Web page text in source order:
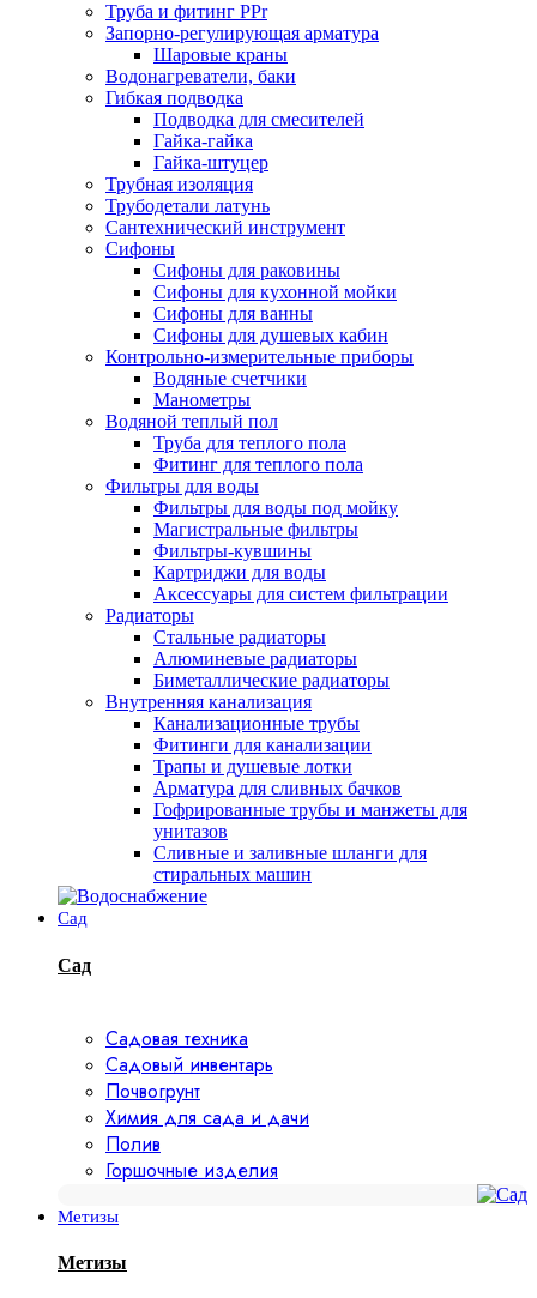
Труба и фитинг PPr
Запорно-регулирующая арматура
Шаровые краны
Водонагреватели, баки
Гибкая подводка
Подводка для смесителей
Гайка-гайка
Гайка-штуцер
Трубная изоляция
Трубодетали латунь
Сантехнический инструмент
Сифоны
Сифоны для раковины
Сифоны для кухонной мойки
Сифоны для ванны
Сифоны для душевых кабин
Контрольно-измерительные приборы
Водяные счетчики
Манометры
Водяной теплый пол
Труба для теплого пола
Фитинг для теплого пола
Фильтры для воды
Фильтры для воды под мойку
Магистральные фильтры
Фильтры-кувшины
Картриджи для воды
Аксессуары для систем фильтрации
Радиаторы
Стальные радиаторы
Алюминевые радиаторы
Биметаллические радиаторы
Внутренняя канализация
Канализационные трубы
Фитинги для канализации
Трапы и душевые лотки
Арматура для сливных бачков
Гофрированные трубы и манжеты для
унитазов
Сливные и заливные шланги для
стиральных машин
Сад
Сад
Садовая техника
Садовый инвентарь
Почвогрунт
Химия для сада и дачи
Полив
Горшочные изделия
Метизы
Метизы